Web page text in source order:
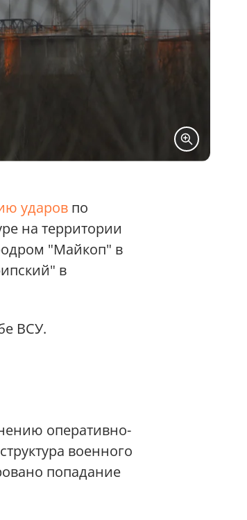
ударов по
на территории
"Майкоп" в
в
ВСУ.
оперативно-
военного
попадание